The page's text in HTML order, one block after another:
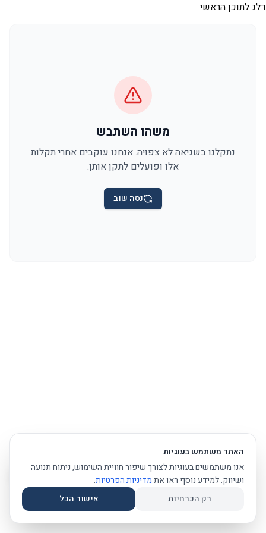
דלג לתוכן הראשי
משהו השתבש
נתקלנו בשגיאה לא צפויה. אנחנו עוקבים אחרי תקלות
אלו ופועלים לתקן אותן.
נסה שוב
האתר משתמש בעוגיות
אנו משתמשים בעוגיות לצורך שיפור חוויית השימוש, ניתוח תנועה
ושיווק. למידע נוסף ראו אתמדיניות הפרטיות.
רק הכרחיות
אישור הכל